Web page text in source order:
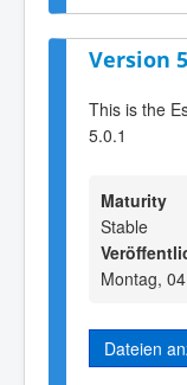
Version
This is the
5.0.1
Maturity
Stable
Montag,
Dateien